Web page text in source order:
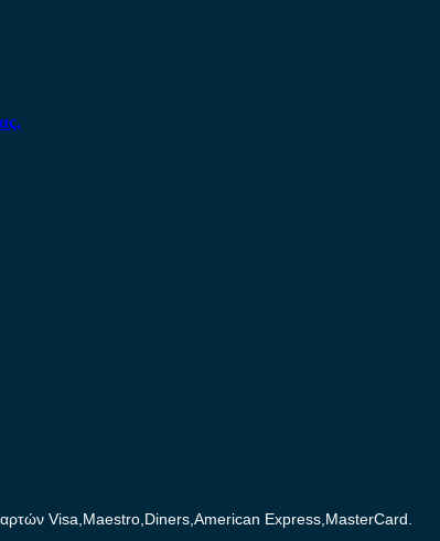
Visa,Maestro,Diners,American Express,MasterCard.